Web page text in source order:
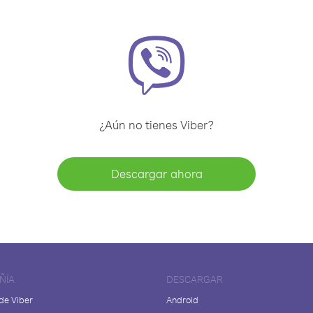
¿Aún no tienes Viber?
Descargar ahora
Viber
DESCARGAR
Android